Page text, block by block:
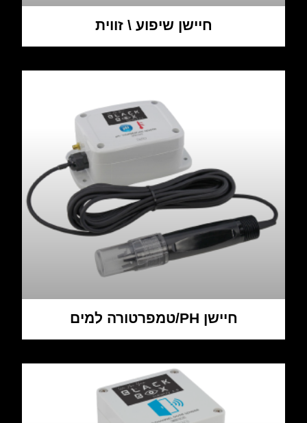
חיישן שיפוע \ זווית
חיישן PH/טמפרטורה למים